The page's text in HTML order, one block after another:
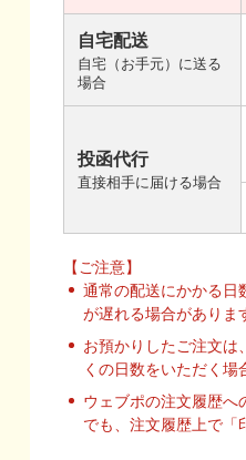
自宅配送
自宅（お手元）に送る
場合
投函代行
直接相手に届ける場合
【ご注意】
通常の配送にかかる日
が遅れる場合がありま
お預かりしたご注文は
くの日数をいただく場
ウェブポの注文履歴へ
でも、注文履歴上で「